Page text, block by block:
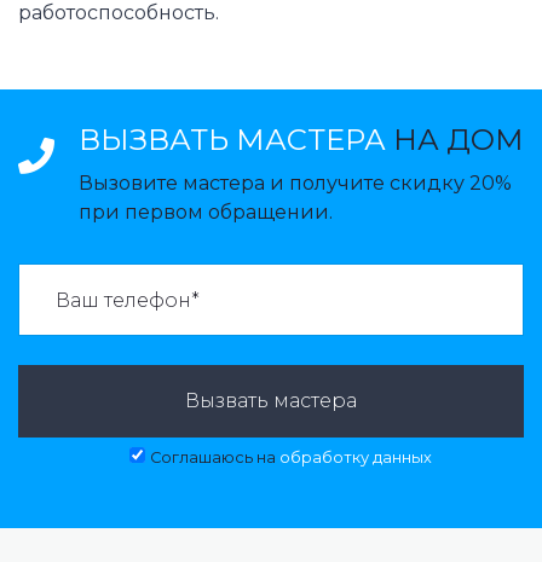
работоспособность.
ВЫЗВАТЬ МАСТЕРА НА ДОМ
Вызовите мастера и получите скидку 20%
при первом обращении.
Вызвать мастера
Соглашаюсь на обработку данных